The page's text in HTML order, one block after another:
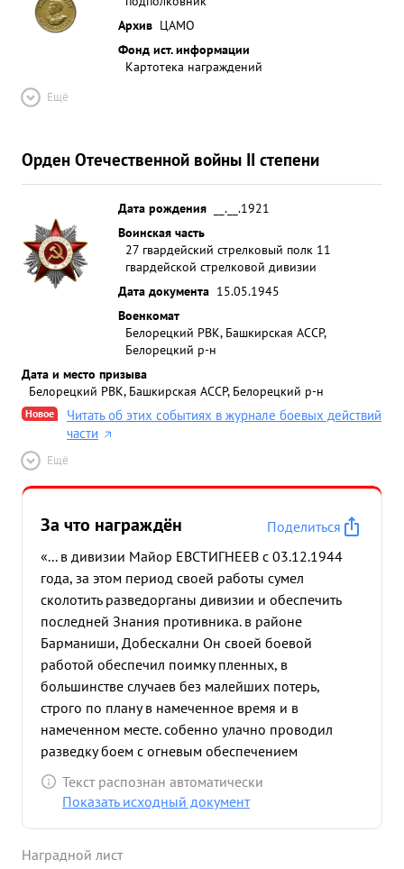
Архив ЦАМО
Фонд ист. информации
Картотека награждений
Ещё
Орден Отечественной войны II степени
Дата рождения
__.__.1921
Воинская часть
27 гвардейский стрелковый полк 11
гвардейской стрелковой дивизии
Дата документа 15.05.1945
Военкомат
Белорецкий РВК, Башкирская АССР,
Белорецкий р-н
Дата и место призыва
Белорецкий РВК, Башкирская АССР, Белорецкий р-н
Новое
Читать об этих событиях в журнале боевых действий
части
Ещё
За что награждён
Поделиться
«... в дивизии Майор ЕВСТИГНЕЕВ с 03.12.1944
года, за этом период своей работы сумел
сколотить разведорганы дивизии и обеспечить
последней Знания противника. в районе
Барманиши, Добескални Он своей боевой
работой обеспечил поимку пленных, в
большинстве случаев без малейших потерь,
строго по плану в намеченное время и в
намеченном месте. собенно улачно проводил
разведку боем с огневым обеспечением
небольшими группами. в боях в районах
Залвалги, 1 увени. имени и последних боях в
решения. с переходом в обороне в районе Пилс
Текст распознан автоматически
Показать исходный документ
Наградной лист